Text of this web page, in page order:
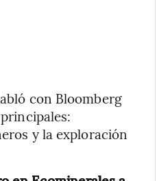
con Bloomberg
y la exploración